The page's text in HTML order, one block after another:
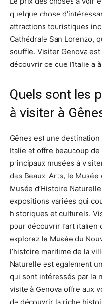
quelque chose
attractions touristiques
Cathédrale San Lorenzo,
souffle. Visiter Genova
découvrir ce que l’Italie a
Quels sont les
à visiter à
Gênes est une
Italie et offre beaucoup
principaux musées à
des Beaux-Arts, le Musée
Musée d’Histoire
expositions variées qui
historiques et culturels.
pour découvrir l’art
explorez le Musée du
l’histoire maritime de la
Naturelle est également
qui sont intéressés par la
visite à Genova offre aux
de découvrir la riche